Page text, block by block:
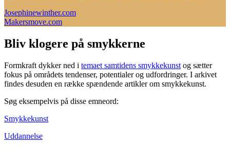
Josephinewinther.com
Makersmove.com
Bliv klogere på smykkerne
Formkraft dykker ned i temaet samtidens smykkekunst og sætter
fokus på områdets tendenser, potentialer og udfordringer. I arkivet
findes desuden en række spændende artikler om smykkekunst.
Søg eksempelvis på disse emneord:
Smykkekunst
Uddannelse